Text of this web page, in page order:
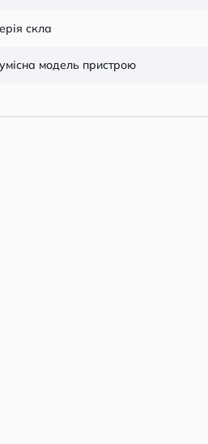
скла
модель пристрою